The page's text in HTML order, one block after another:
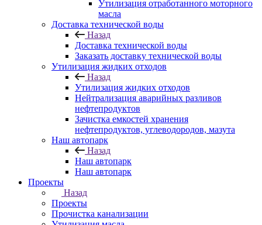
Утилизация отработанного моторного
масла
Доставка технической воды
Назад
Доставка технической воды
Заказать доставку технической воды
Утилизация жидких отходов
Назад
Утилизация жидких отходов
Нейтрализация аварийных разливов
нефтепродуктов
Зачистка емкостей хранения
нефтепродуктов, углеводородов, мазута
Наш автопарк
Назад
Наш автопарк
Наш автопарк
Проекты
Назад
Проекты
Прочистка канализации